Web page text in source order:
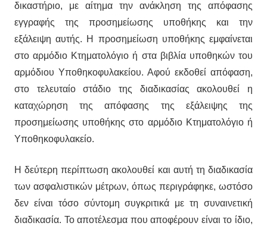
δικαστήριο, με αίτημα την ανάκληση της απόφασης
εγγραφής της προσημείωσης υποθήκης και την
εξάλειψη αυτής. Η προσημείωση υποθήκης εμφαίνεται
στο αρμόδιο Κτηματολόγιο ή στα βιβλία υποθηκών του
αρμόδιου Υποθηκοφυλακείου. Αφού εκδοθεί απόφαση,
στο τελευταίο στάδιο της διαδικασίας ακολουθεί η
καταχώρηση της απόφασης της εξάλειψης της
προσημείωσης υποθήκης στο αρμόδιο Κτηματολόγιο ή
Υποθηκοφυλακείο.
Η δεύτερη περίπτωση ακολουθεί και αυτή τη διαδικασία
των ασφαλιστικών μέτρων, όπως περιγράφηκε, ωστόσο
δεν είναι τόσο σύντομη συγκριτικά με τη συναινετική
διαδικασία. Το αποτέλεσμα που αποφέρουν είναι το ίδιο,